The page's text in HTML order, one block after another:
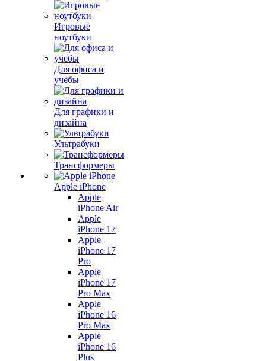
Игровые
ноутбуки
Для офиса и
учёбы
Для графики и
дизайна
Ультрабуки
Трансформеры
Apple iPhone
Apple
iPhone Air
Apple
iPhone 17
Apple
iPhone 17
Pro
Apple
iPhone 17
Pro Max
Apple
iPhone 16
Pro Max
Apple
iPhone 16
Plus